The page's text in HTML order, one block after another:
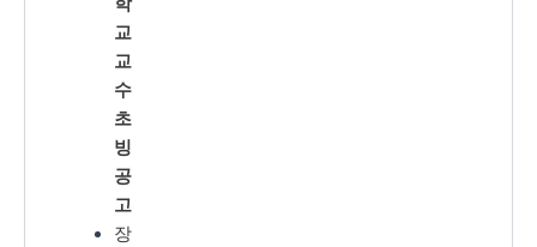
교
교
수
초
빙
공
고
장